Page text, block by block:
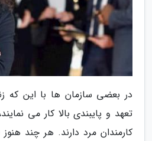
در بعضی سازمان ها با این که
تعهد و پایبندی بالا کار می
کارمندان مرد دارند. هر چند هنوز